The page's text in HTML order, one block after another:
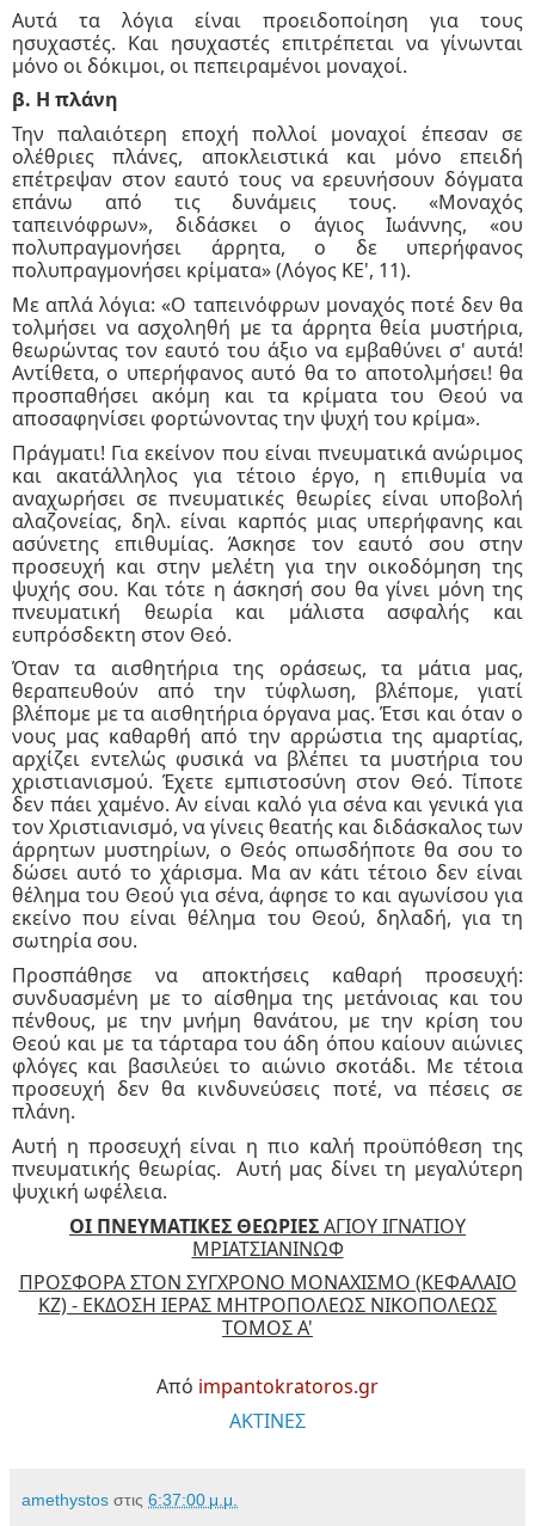
Αυτά τα λόγια είναι προειδοποίηση για τους
ησυχαστές. Και ησυχαστές επιτρέπεται να γίνωνται
μόνο οι δόκιμοι, οι πεπειραμένοι μοναχοί.
β. Η πλάνη
Την παλαιότερη εποχή πολλοί μοναχοί έπεσαν σε
ολέθριες πλάνες, αποκλειστικά και μόνο επειδή
επέτρεψαν στον εαυτό τους να ερευνήσουν δόγματα
επάνω από τις δυνάμεις τους. «Μοναχός
ταπεινόφρων», διδάσκει ο άγιος Ιωάννης, «ου
πολυπραγμονήσει άρρητα, ο δε υπερήφανος
πολυπραγμονήσει κρίματα» (Λόγος ΚΕ', 11).
Με απλά λόγια: «Ο ταπεινόφρων μοναχός ποτέ δεν θα
τολμήσει να ασχοληθή με τα άρρητα θεία μυστήρια,
θεωρώντας τον εαυτό του άξιο να εμβαθύνει σ' αυτά!
Αντίθετα, ο υπερήφανος αυτό θα το αποτολμήσει! θα
προσπαθήσει ακόμη και τα κρίματα του Θεού να
αποσαφηνίσει φορτώνοντας την ψυχή του κρίμα».
Πράγματι! Για εκείνον που είναι πνευματικά ανώριμος
και ακατάλληλος για τέτοιο έργο, η επιθυμία να
αναχωρήσει σε πνευματικές θεωρίες είναι υποβολή
αλαζονείας, δηλ. είναι καρπός μιας υπερήφανης και
ασύνετης επιθυμίας. Άσκησε τον εαυτό σου στην
προσευχή και στην μελέτη για την οικοδόμηση της
ψυχής σου. Και τότε η άσκησή σου θα γίνει μόνη της
πνευματική θεωρία και μάλιστα ασφαλής και
ευπρόσδεκτη στον Θεό.
Όταν τα αισθητήρια της οράσεως, τα μάτια μας,
θεραπευθούν από την τύφλωση, βλέπομε, γιατί
βλέπομε με τα αισθητήρια όργανα μας. Έτσι και όταν ο
νους μας καθαρθή από την αρρώστια της αμαρτίας,
αρχίζει εντελώς φυσικά να βλέπει τα μυστήρια του
χριστιανισμού. Έχετε εμπιστοσύνη στον Θεό. Τίποτε
δεν πάει χαμένο. Αν είναι καλό για σένα και γενικά για
τον Χριστιανισμό, να γίνεις θεατής και διδάσκαλος των
άρρητων μυστηρίων, ο Θεός οπωσδήποτε θα σου το
δώσει αυτό το χάρισμα. Μα αν κάτι τέτοιο δεν είναι
θέλημα του Θεού για σένα, άφησε το και αγωνίσου για
εκείνο που είναι θέλημα του Θεού, δηλαδή, για τη
σωτηρία σου.
Προσπάθησε να αποκτήσεις καθαρή προσευχή:
συνδυασμένη με το αίσθημα της μετάνοιας και του
πένθους, με την μνήμη θανάτου, με την κρίση του
Θεού και με τα τάρταρα του άδη όπου καίουν αιώνιες
φλόγες και βασιλεύει το αιώνιο σκοτάδι. Με τέτοια
προσευχή δεν θα κινδυνεύσεις ποτέ, να πέσεις σε
πλάνη.
Αυτή η προσευχή είναι η πιο καλή προϋπόθεση της
πνευματικής θεωρίας. Αυτή μας δίνει τη μεγαλύτερη
ψυχική ωφέλεια.
ΟΙ ΠΝΕΥΜΑΤΙΚΕΣ ΘΕΩΡΙΕΣΑΓΙΟΥ ΙΓΝΑΤΙΟΥ
ΜΡΙΑΤΣΙΑΝΙΝΩΦ
ΠΡΟΣΦΟΡΑ ΣΤΟΝ ΣΥΓΧΡΟΝΟ ΜΟΝΑΧΙΣΜΟ (ΚΕΦΑΛΑΙΟ
ΚΖ) - ΕΚΔΟΣΗ ΙΕΡΑΣ ΜΗΤΡΟΠΟΛΕΩΣ ΝΙΚΟΠΟΛΕΩΣ
ΤΟΜΟΣ Α'
Από impantokratoros.gr
ΑΚΤΙΝΕΣ
amethystos στις 6:37:00 μ.μ.